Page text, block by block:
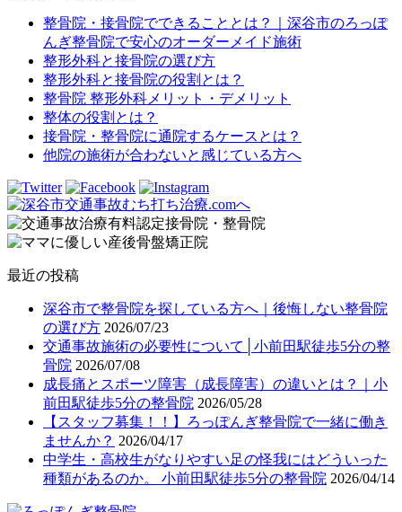
整骨院・接骨院でできることとは？｜深谷市のろっぽ
んぎ整骨院で安心のオーダーメイド施術
整形外科と接骨院の選び方
整形外科と接骨院の役割とは？
整骨院 整形外科メリット・デメリット
整体の役割とは？
接骨院・整骨院に通院するケースとは？
他院の施術が合わないと感じている方へ
最近の投稿
深谷市で整骨院を探している方へ｜後悔しない整骨院
の選び方 2026/07/23
交通事故施術の必要性について│小前田駅徒歩5分の整
骨院 2026/07/08
成長痛とスポーツ障害（成長障害）の違いとは？｜小
前田駅徒歩5分の整骨院 2026/05/28
【スタッフ募集！！】ろっぽんぎ整骨院で一緒に働き
ませんか？ 2026/04/17
中学生・高校生がなりやすい足の怪我にはどういった
種類があるのか。 小前田駅徒歩5分の整骨院 2026/04/14